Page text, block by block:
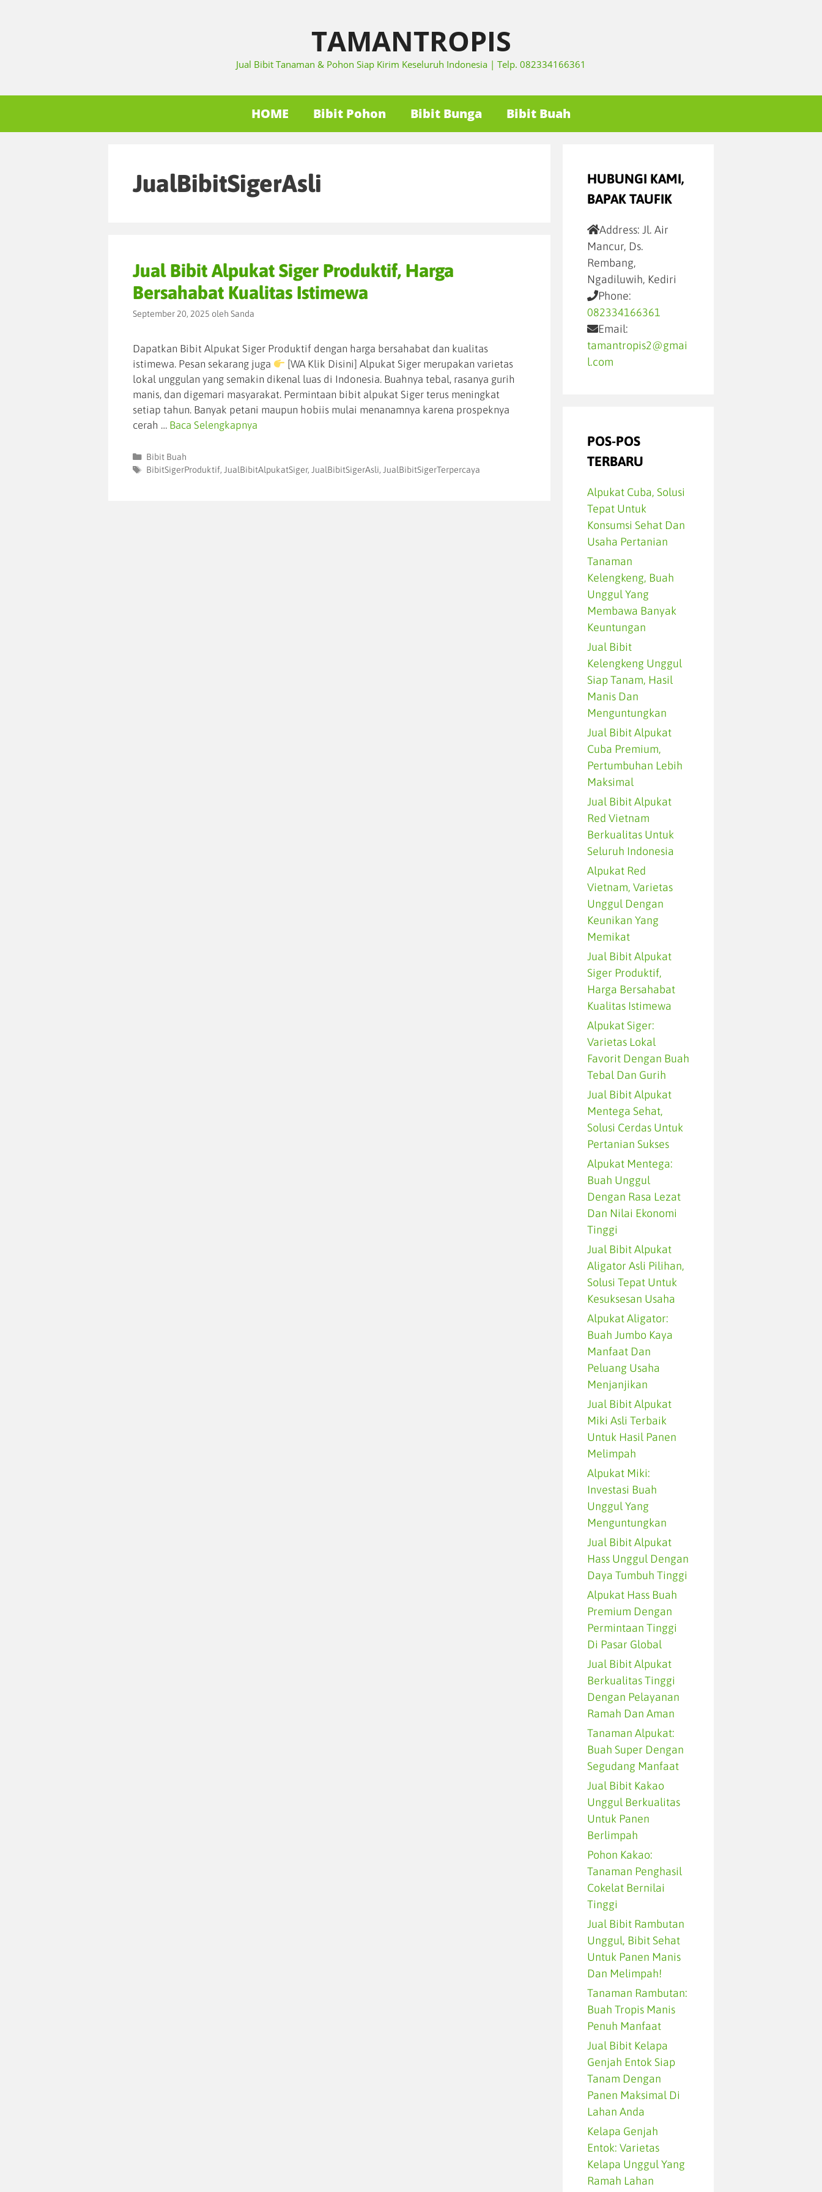
TAMANTROPIS
Jual Bibit Tanaman & Pohon Siap Kirim Keseluruh Indonesia | Telp. 082334166361
HOME Bibit Pohon Bibit Bunga Bibit Buah
JualBibitSigerAsli
Jual Bibit Alpukat Siger Produktif, Harga
Bersahabat Kualitas Istimewa
September 20, 2025 oleh Sanda
Dapatkan Bibit Alpukat Siger Produktif dengan harga bersahabat dan kualitas
istimewa. Pesan sekarang juga
[WA Klik Disini] Alpukat Siger merupakan varietas
lokal unggulan yang semakin dikenal luas di Indonesia. Buahnya tebal, rasanya gurih
manis, dan digemari masyarakat. Permintaan bibit alpukat Siger terus meningkat
setiap tahun. Banyak petani maupun hobiis mulai menanamnya karena prospeknya
cerah … Baca Selengkapnya
Bibit Buah
BibitSigerProduktif, JualBibitAlpukatSiger, JualBibitSigerAsli, JualBibitSigerTerpercaya
HUBUNGI KAMI,
BAPAK TAUFIK
Address: Jl. Air
Mancur, Ds.
Rembang,
Ngadiluwih, Kediri
Phone:
082334166361
Email:
tamantropis2@gmai
l.com
POS-POS
TERBARU
Alpukat Cuba, Solusi
Tepat Untuk
Konsumsi Sehat Dan
Usaha Pertanian
Tanaman
Kelengkeng, Buah
Unggul Yang
Membawa Banyak
Keuntungan
Jual Bibit
Kelengkeng Unggul
Siap Tanam, Hasil
Manis Dan
Menguntungkan
Jual Bibit Alpukat
Cuba Premium,
Pertumbuhan Lebih
Maksimal
Jual Bibit Alpukat
Red Vietnam
Berkualitas Untuk
Seluruh Indonesia
Alpukat Red
Vietnam, Varietas
Unggul Dengan
Keunikan Yang
Memikat
Jual Bibit Alpukat
Siger Produktif,
Harga Bersahabat
Kualitas Istimewa
Alpukat Siger:
Varietas Lokal
Favorit Dengan Buah
Tebal Dan Gurih
Jual Bibit Alpukat
Mentega Sehat,
Solusi Cerdas Untuk
Pertanian Sukses
Alpukat Mentega:
Buah Unggul
Dengan Rasa Lezat
Dan Nilai Ekonomi
Tinggi
Jual Bibit Alpukat
Aligator Asli Pilihan,
Solusi Tepat Untuk
Kesuksesan Usaha
Alpukat Aligator:
Buah Jumbo Kaya
Manfaat Dan
Peluang Usaha
Menjanjikan
Jual Bibit Alpukat
Miki Asli Terbaik
Untuk Hasil Panen
Melimpah
Alpukat Miki:
Investasi Buah
Unggul Yang
Menguntungkan
Jual Bibit Alpukat
Hass Unggul Dengan
Daya Tumbuh Tinggi
Alpukat Hass Buah
Premium Dengan
Permintaan Tinggi
Di Pasar Global
Jual Bibit Alpukat
Berkualitas Tinggi
Dengan Pelayanan
Ramah Dan Aman
Tanaman Alpukat:
Buah Super Dengan
Segudang Manfaat
Jual Bibit Kakao
Unggul Berkualitas
Untuk Panen
Berlimpah
Pohon Kakao:
Tanaman Penghasil
Cokelat Bernilai
Tinggi
Jual Bibit Rambutan
Unggul, Bibit Sehat
Untuk Panen Manis
Dan Melimpah!
Tanaman Rambutan:
Buah Tropis Manis
Penuh Manfaat
Jual Bibit Kelapa
Genjah Entok Siap
Tanam Dengan
Panen Maksimal Di
Lahan Anda
Kelapa Genjah
Entok: Varietas
Kelapa Unggul Yang
Ramah Lahan